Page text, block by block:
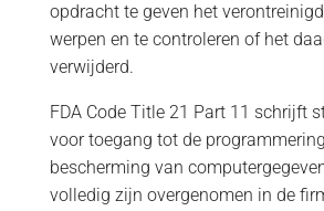
opdracht te geven het
werpen en te controleren of het
verwijderd.
FDA Code Title 21 Part 11 schrijft
voor toegang tot de
bescherming van
volledig zijn overgenomen in de